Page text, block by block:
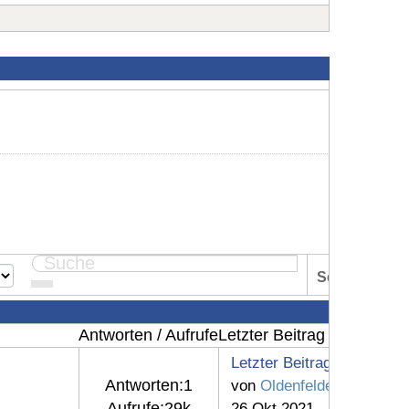
Seite:
Antworten / AufrufeLetzter Beitrag
Antworten:1
Letzter Beitrag
von Oldenfelde